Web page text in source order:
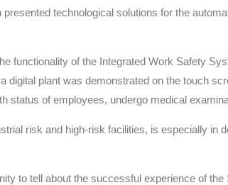
technological solutions for the
functionality of the Integrated Work Safety
digital plant was demonstrated on the touch
status of employees, undergo medical
risk and high-risk facilities, is especially in
to tell about the successful experience of